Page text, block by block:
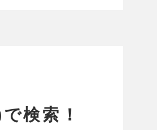
検索！